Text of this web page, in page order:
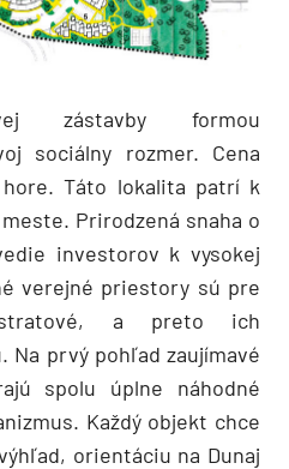
zástavby formou
sociálny rozmer. Cena
Táto lokalita patrí k
Prirodzená snaha o
investorov k vysokej
verejné priestory sú pre
stratové, a preto ich
Na prvý pohľad zaujímavé
spolu úplne náhodné
Každý objekt chce
orientáciu na Dunaj